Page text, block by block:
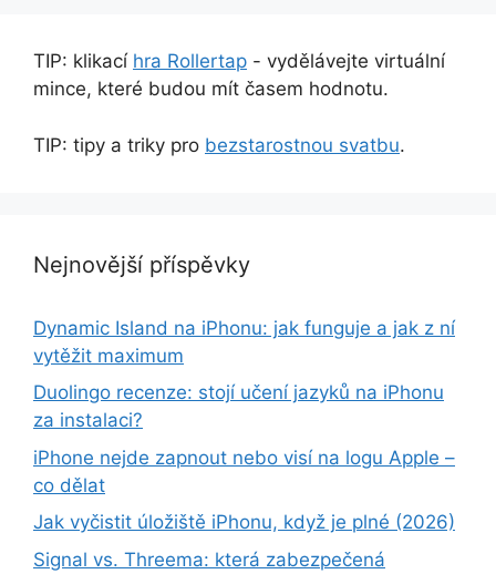
TIP: klikací hra Rollertap - vydělávejte virtuální
mince, které budou mít časem hodnotu.
TIP: tipy a triky pro bezstarostnou svatbu.
Nejnovější příspěvky
Dynamic Island na iPhonu: jak funguje a jak z ní
vytěžit maximum
Duolingo recenze: stojí učení jazyků na iPhonu
za instalaci?
iPhone nejde zapnout nebo visí na logu Apple –
co dělat
Jak vyčistit úložiště iPhonu, když je plné (2026)
Signal vs. Threema: která zabezpečená